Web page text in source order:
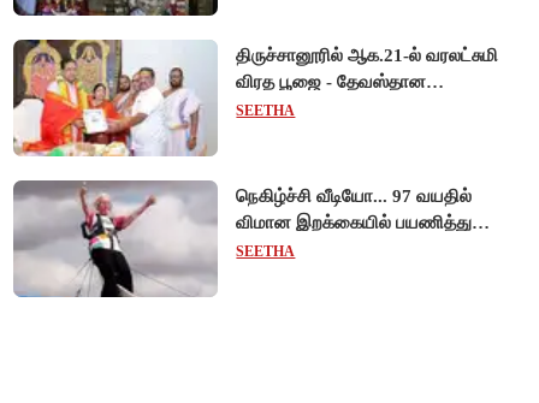
திருச்சானூரில் ஆக.21-ல் வரலட்சுமி
விரத பூஜை - தேவஸ்தான
அறங்காவலர் குழு தலைவருக்கு
SEETHA
நெகிழ்ச்சி வீடியோ... 97 வயதில்
விமான இறக்கையில் பயணித்து
கின்னஸ் சாதனை படைத்த பிரிட்டன்
SEETHA